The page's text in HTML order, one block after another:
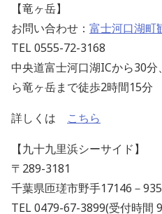
【竜ヶ岳】
お問い合わせ： 富士河口湖町
TEL 0555-72-3168
中央道富士河口湖ICから30
ら竜ヶ岳まで徒歩2時間15分
詳しくは こちら
【九十九里浜シーサイド】
〒289-3181
千葉県匝瑳市野手17146－935
TEL 0479-67-3899(受付時間